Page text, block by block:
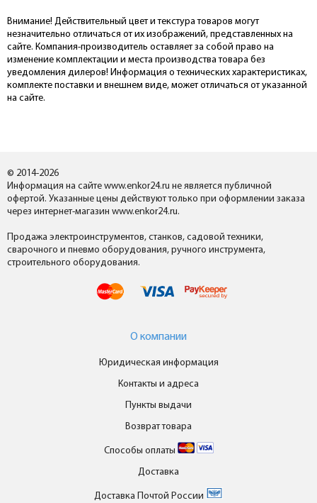
Внимание! Действительный цвет и текстура товаров могут
незначительно отличаться от их изображений, представленных на
сайте. Компания-производитель оставляет за собой право на
изменение комплектации и места производства товара без
уведомления дилеров! Информация о технических характеристиках,
комплекте поставки и внешнем виде, может отличаться от указанной
на сайте.
© 2014-2026
Информация на сайте www.enkor24.ru не является публичной
офертой. Указанные цены действуют только при оформлении заказа
через интернет-магазин www.enkor24.ru.
Продажа электроинструментов, станков, садовой техники,
сварочного и пневмо оборудования, ручного инструмента,
строительного оборудования.
О компании
Юридическая информация
Контакты и адреса
Пункты выдачи
Возврат товара
Способы оплаты
Доставка
Доставка Почтой России